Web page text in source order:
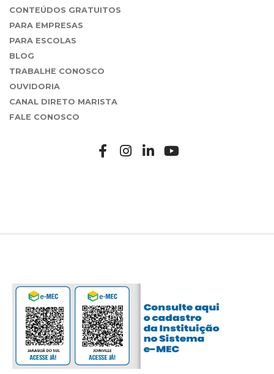
CONTEÚDOS GRATUITOS
PARA EMPRESAS
PARA ESCOLAS
BLOG
TRABALHE CONOSCO
OUVIDORIA
CANAL DIRETO MARISTA
FALE CONOSCO